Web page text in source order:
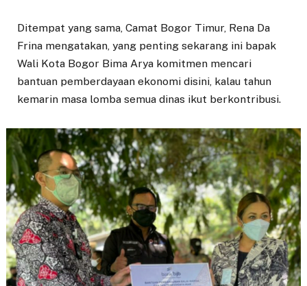
Ditempat yang sama, Camat Bogor Timur, Rena Da
Frina mengatakan, yang penting sekarang ini bapak
Wali Kota Bogor Bima Arya komitmen mencari
bantuan pemberdayaan ekonomi disini, kalau tahun
kemarin masa lomba semua dinas ikut berkontribusi.